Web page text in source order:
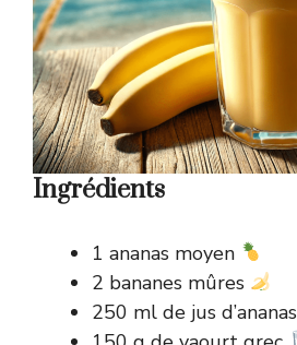
Ingrédients
1 ananas moyen
2 bananes mûres
250 ml de jus d’ananas